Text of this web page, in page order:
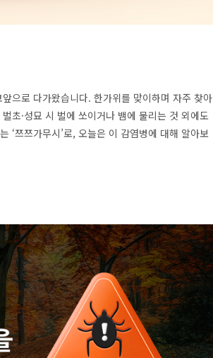
으로 다가왔습니다. 한가위를 맞이하며 자주 찾아
벌초·성묘 시 벌에 쏘이거나 뱀에 물리는 것 외에도
‘쯔쯔가무시’로, 오늘은 이 감염병에 대해 알아보